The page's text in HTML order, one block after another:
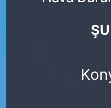
SAVUNMA SANAYİ